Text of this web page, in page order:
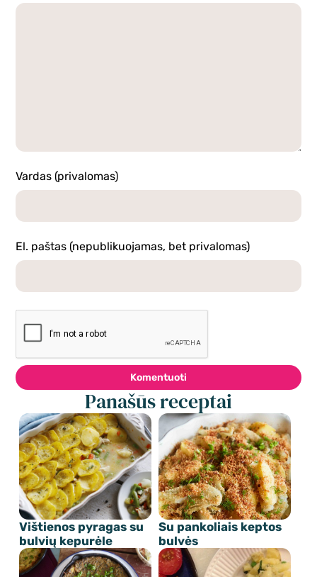
Vardas (privalomas)
El. paštas (nepublikuojamas, bet privalomas)
Komentuoti
Panašūs receptai
Vištienos pyragas su
bulvių kepurėle
Su pankoliais keptos
bulvės